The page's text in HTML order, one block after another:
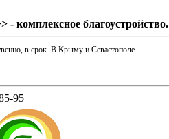
комплексное благоустройство.
в срок. В Крыму и Севастополе.
95